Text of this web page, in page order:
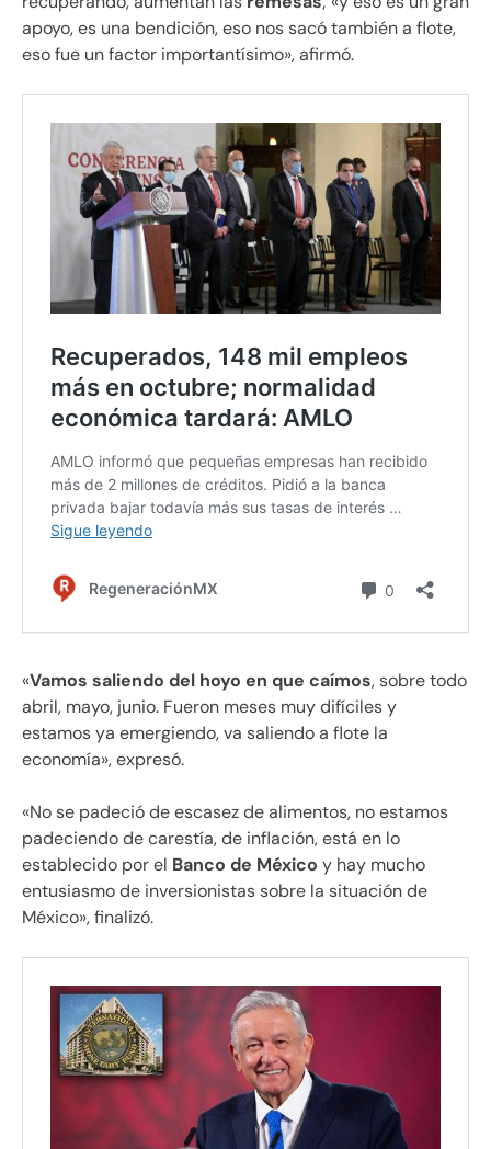
apoyo, es una bendición, eso nos sacó también a flote,
eso fue un factor importantísimo», afirmó.
«Vamos saliendo del hoyo en que caímos, sobre todo
abril, mayo, junio. Fueron meses muy difíciles y
estamos ya emergiendo, va saliendo a flote la
economía», expresó.
«No se padeció de escasez de alimentos, no estamos
padeciendo de carestía, de inflación, está en lo
establecido por el Banco de México y hay mucho
entusiasmo de inversionistas sobre la situación de
México», finalizó.